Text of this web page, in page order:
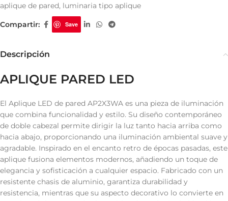
aplique de pared, luminaria tipo aplique
Compartir: Save
Descripción
APLIQUE PARED LED
El Aplique LED de pared AP2X3WA es una pieza de iluminación
que combina funcionalidad y estilo. Su diseño contemporáneo
de doble cabezal permite dirigir la luz tanto hacia arriba como
hacia abajo, proporcionando una iluminación ambiental suave y
agradable. Inspirado en el encanto retro de épocas pasadas, este
aplique fusiona elementos modernos, añadiendo un toque de
elegancia y sofisticación a cualquier espacio. Fabricado con un
resistente chasis de aluminio, garantiza durabilidad y
resistencia, mientras que su aspecto decorativo lo convierte en